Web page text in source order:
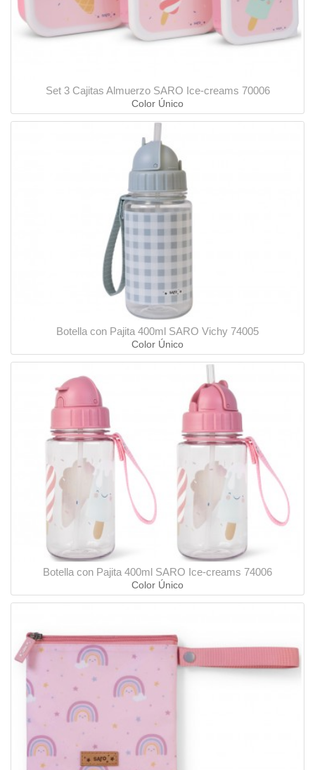
Set 3 Cajitas Almuerzo SARO Ice-creams 70006
Color Único
Botella con Pajita 400ml SARO Vichy 74005
Color Único
Botella con Pajita 400ml SARO Ice-creams 74006
Color Único